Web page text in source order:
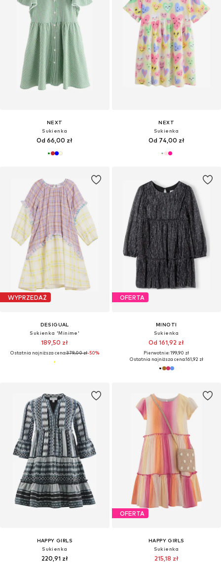
NEXT
Sukienka
Od 66,00 zł
NEXT
Sukienka
Od 74,00 zł
WYPRZEDAŻ
DESIGUAL
Sukienka 'Minime'
189,50 zł
Ostatnia najniższa cena:379,00 zł-50%
OFERTA
MINOTI
Sukienka
Od 161,92 zł
Pierwotnie: 199,90 zł
Ostatnia najniższa cena:161,92 zł
HAPPY GIRLS
Sukienka
220,91 zł
OFERTA
HAPPY GIRLS
Sukienka
215,18 zł